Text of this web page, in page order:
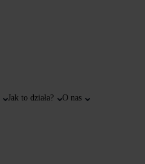
Jak to działa? O nas